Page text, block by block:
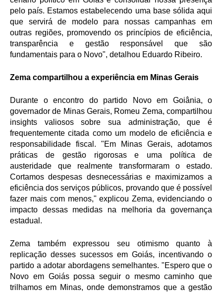
pelo país. Estamos estabelecendo uma base sólida aqui
que servirá de modelo para nossas campanhas em
outras regiões, promovendo os princípios de eficiência,
transparência e gestão responsável que são
fundamentais para o Novo", detalhou Eduardo Ribeiro.
Zema compartilhou a experiência em Minas Gerais
Durante o encontro do partido Novo em Goiânia, o
governador de Minas Gerais, Romeu Zema, compartilhou
insights valiosos sobre sua administração, que é
frequentemente citada como um modelo de eficiência e
responsabilidade fiscal. "Em Minas Gerais, adotamos
práticas de gestão rigorosas e uma política de
austeridade que realmente transformaram o estado.
Cortamos despesas desnecessárias e maximizamos a
eficiência dos serviços públicos, provando que é possível
fazer mais com menos," explicou Zema, evidenciando o
impacto dessas medidas na melhoria da governança
estadual.
Zema também expressou seu otimismo quanto à
replicação desses sucessos em Goiás, incentivando o
partido a adotar abordagens semelhantes. "Espero que o
Novo em Goiás possa seguir o mesmo caminho que
trilhamos em Minas, onde demonstramos que a gestão